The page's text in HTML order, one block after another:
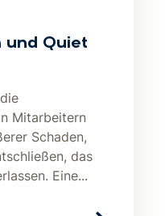
und Quiet
Mitarbeitern
Schaden,
das
Eine...